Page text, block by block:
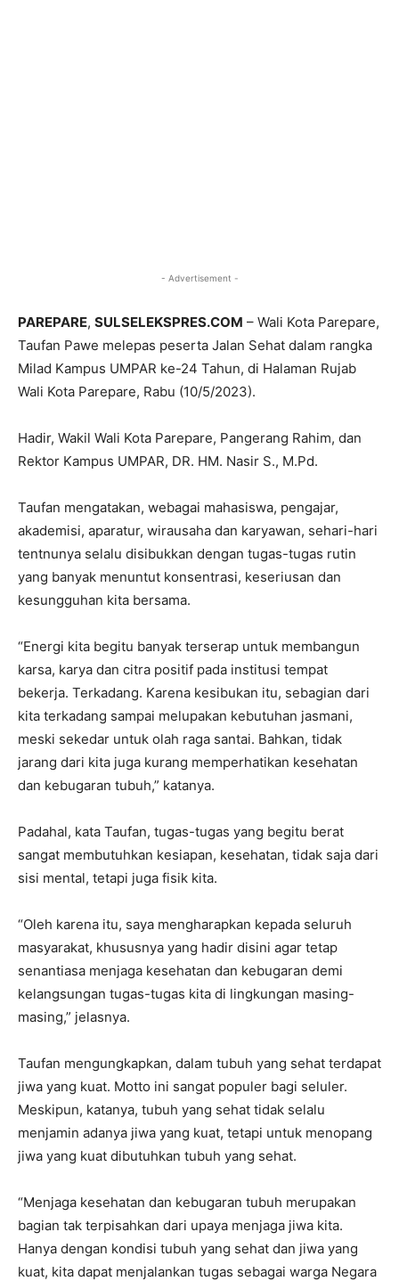
- Advertisement -
PAREPARE, SULSELEKSPRES.COM – Wali Kota Parepare,
Taufan Pawe melepas peserta Jalan Sehat dalam rangka
Milad Kampus UMPAR ke-24 Tahun, di Halaman Rujab
Wali Kota Parepare, Rabu (10/5/2023).
Hadir, Wakil Wali Kota Parepare, Pangerang Rahim, dan
Rektor Kampus UMPAR, DR. HM. Nasir S., M.Pd.
Taufan mengatakan, webagai mahasiswa, pengajar,
akademisi, aparatur, wirausaha dan karyawan, sehari-hari
tentnunya selalu disibukkan dengan tugas-tugas rutin
yang banyak menuntut konsentrasi, keseriusan dan
kesungguhan kita bersama.
“Energi kita begitu banyak terserap untuk membangun
karsa, karya dan citra positif pada institusi tempat
bekerja. Terkadang. Karena kesibukan itu, sebagian dari
kita terkadang sampai melupakan kebutuhan jasmani,
meski sekedar untuk olah raga santai. Bahkan, tidak
jarang dari kita juga kurang memperhatikan kesehatan
dan kebugaran tubuh,” katanya.
Padahal, kata Taufan, tugas-tugas yang begitu berat
sangat membutuhkan kesiapan, kesehatan, tidak saja dari
sisi mental, tetapi juga fisik kita.
“Oleh karena itu, saya mengharapkan kepada seluruh
masyarakat, khususnya yang hadir disini agar tetap
senantiasa menjaga kesehatan dan kebugaran demi
kelangsungan tugas-tugas kita di lingkungan masing-
masing,” jelasnya.
Taufan mengungkapkan, dalam tubuh yang sehat terdapat
jiwa yang kuat. Motto ini sangat populer bagi seluler.
Meskipun, katanya, tubuh yang sehat tidak selalu
menjamin adanya jiwa yang kuat, tetapi untuk menopang
jiwa yang kuat dibutuhkan tubuh yang sehat.
“Menjaga kesehatan dan kebugaran tubuh merupakan
bagian tak terpisahkan dari upaya menjaga jiwa kita.
Hanya dengan kondisi tubuh yang sehat dan jiwa yang
kuat, kita dapat menjalankan tugas sebagai warga Negara